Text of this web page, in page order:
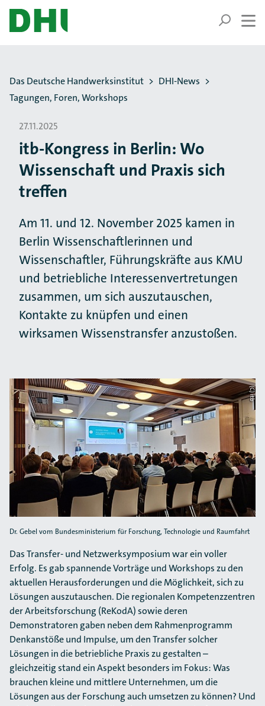
ZUM HAUPTINHALT SPRINGEN
ZUR SUCHE SPRINGEN
Sie befinden sich hier:
Das Deutsche Handwerksinstitut
DHI-News
Tagungen, Foren, Workshops
27.11.2025
itb-Kongress in Berlin: Wo
Wissenschaft und Praxis sich
treffen
Am 11. und 12. November 2025 kamen in
Berlin Wissenschaftlerinnen und
Wissenschaftler, Führungskräfte aus KMU
und betriebliche Interessenvertretungen
zusammen, um sich auszutauschen,
Kontakte zu knüpfen und einen
wirksamen Wissenstransfer anzustoßen.
Dr. Gebel vom Bundesministerium für Forschung, Technologie und Raumfahrt
(C) itb
Das Transfer- und Netzwerksymposium war ein voller
Erfolg. Es gab spannende Vorträge und Workshops zu den
aktuellen Herausforderungen und die Möglichkeit, sich zu
Lösungen auszutauschen. Die regionalen Kompetenzzentren
der Arbeitsforschung (ReKodA) sowie deren
Demonstratoren gaben neben dem Rahmenprogramm
Denkanstöße und Impulse, um den Transfer solcher
Lösungen in die betriebliche Praxis zu gestalten –
gleichzeitig stand ein Aspekt besonders im Fokus: Was
brauchen kleine und mittlere Unternehmen, um die
Lösungen aus der Forschung auch umsetzen zu können? Und